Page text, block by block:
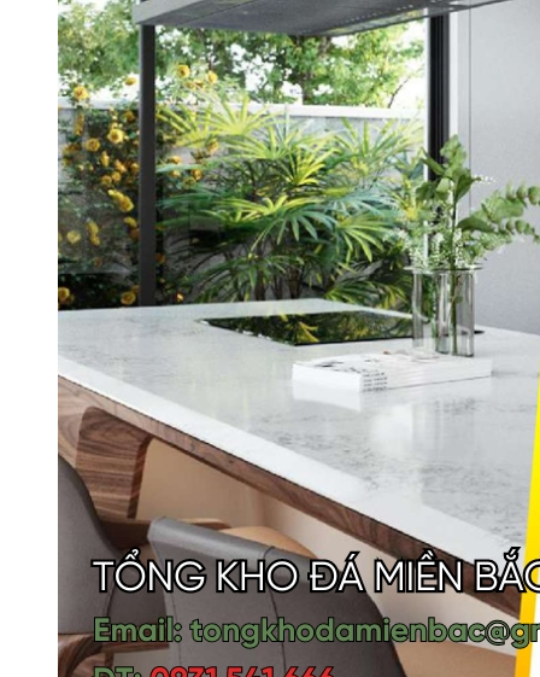
Tranh Đá Granite Đối Xứng
Tranh Đá Xuyên Sáng Onyx
Đá Nội Thất
Chậu Lavabo Đá
Mặt Bàn Lavabo Đá
Đá Bàn Bếp Cao Cấp
Đá Ốp Bếp Tự Nhiên
Các Loại Đá Khác
Kính Màu Ốp Bếp
Mặt Hàng nhập khẩu Container
Vách Tivi ỐP Đá Cao Cấp
Đá Mosaic
Đá Limestone
Đá Onyx
Hoa Văn Đá
Đá Ốp Mặt Tiền